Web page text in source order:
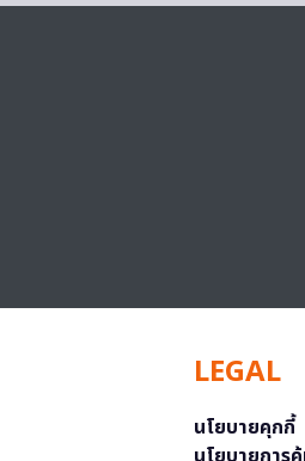
LEGAL
นโยบายคุกกี้